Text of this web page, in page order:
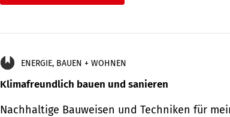
ENERGIE, BAUEN + WOHNEN
Klimafreundlich bauen und sanieren
Nachhaltige Bauweisen und Techniken für